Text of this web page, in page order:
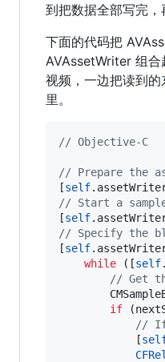
到把数据全部写完，
下面的代码把
AVAssetWriter 组
视频，一边把读到
里。
// Objective-C
// Prepare the
[self
// Start a
[self
// Specify the
[self
while ([self
// Get
if
//
            [